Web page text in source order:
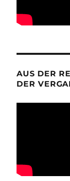
AUS DER
ER